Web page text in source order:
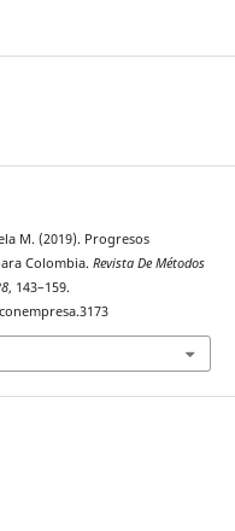
M. (2019). Progresos
Colombia. Revista De Métodos
, 143–159.